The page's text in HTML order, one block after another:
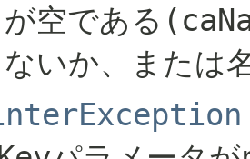
空である
いか、または